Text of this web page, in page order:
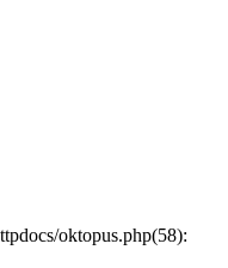
oktopus.php(58):